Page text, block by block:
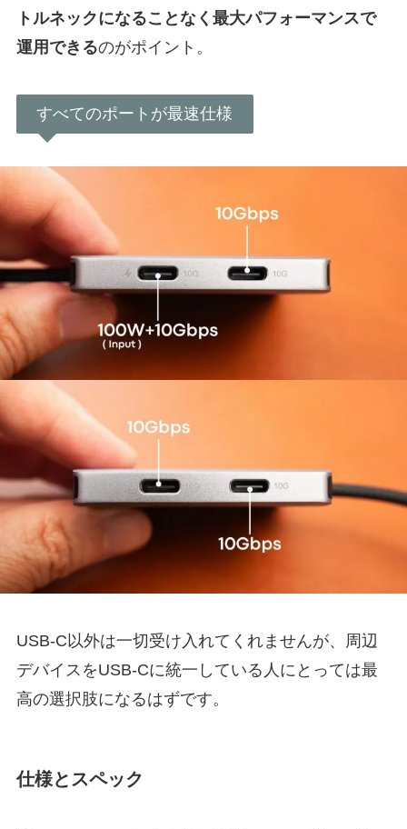
トルネックになることなく最大パフォーマンスで
運用できるのがポイント。
すべてのポートが最速仕様
USB-C以外は一切受け入れてくれませんが、周辺
デバイスをUSB-Cに統一している人にとっては最
高の選択肢になるはずです。
仕様とスペック